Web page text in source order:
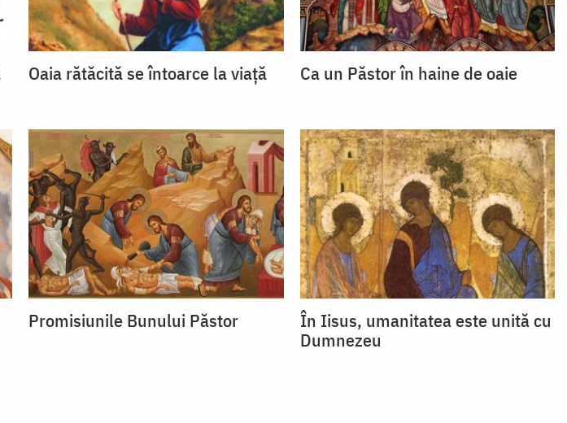
Oaia rătăcită se întoarce la viaţă Ca un Păstor în haine de oaie
Promisiunile Bunului Păstor
În Iisus, umanitatea este unită cu
Dumnezeu